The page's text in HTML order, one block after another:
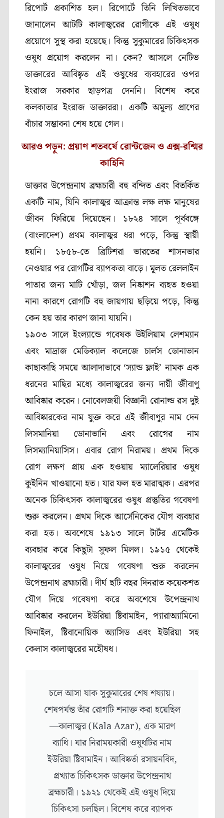
রিপোর্ট প্রকাশিত হল। রিপোর্টে তিনি লিখিতভাবে
জানালেন আটটি কালাজ্বরের রোগীকে এই ওষুধ
প্রয়োগে সুস্থ করা হয়েছে। কিন্তু সুকুমারের চিকিৎসক
ওষুধ প্রয়োগ করলেন না। কেন? আসলে নেটিভ
ডাক্তারের আবিষ্কৃত এই ওষুধের ব্যবহারের ওপর
ইংরাজ সরকার ছাড়পত্র দেননি। বিশেষ করে
কলকাতার ইংরাজ ডাক্তাররা। একটি অমূল্য প্রাণের
বাঁচার সম্ভাবনা শেষ হয়ে গেল।
আরও পড়ুন: প্রয়াণ শতবর্ষে রোন্টজেন ও এক্স-রশ্মির
কাহিনি
ডাক্তার উপেন্দ্রনাথ ব্রহ্মচারী বহু বন্দিত এবং বিতর্কিত
একটি নাম, যিনি কালাজ্বর আক্রান্ত লক্ষ লক্ষ মানুষের
জীবন ফিরিয়ে দিয়েছেন। ১৮২৪ সালে পূর্ববঙ্গে
(বাংলাদেশ) প্রথম কালাজ্বর ধরা পড়ে, কিন্তু স্থায়ী
হয়নি। ১৮৫৮-তে ব্রিটিশরা ভারতের শাসনভার
নেওয়ার পর রোগটির ব্যাপকতা বাড়ে। মূলত রেললাইন
পাতার জন্য মাটি খোঁড়া, জল নিষ্কাশন ব্যহত হওয়া
নানা কারণে রোগটি বহু জায়গায় ছড়িয়ে পড়ে, কিন্তু
কেন হয় তার কারণ জানা যায়নি।
১৯০৩ সালে ইংল্যান্ডে গবেষক উইলিয়াম লেশম্যান
এবং মাদ্রাজ মেডিক্যাল কলেজে চার্লস ডোনাভান
কাছাকাছি সময়ে আলাদাভাবে ‘স্যান্ড ফ্লাই’ নামক এক
ধরনের মাছির মধ্যে কালাজ্বরের জন্য দায়ী জীবাণু
আবিষ্কার করেন। নোবেলজয়ী বিজ্ঞানী রোনাল্ড রস দুই
আবিষ্কারকের নাম যুক্ত করে এই জীবাণুর নাম দেন
লিসমানিয়া ডোনাভানি এবং রোগের নাম
লিসম্যানিয়াসিস। এবার রোগ নিরাময়। প্রথম দিকে
রোগ লক্ষণ প্রায় এক হওয়ায় ম্যালেরিয়ার ওষুধ
কুইনিন খাওয়ানো হত। যার ফল হত মারাত্মক। এরপর
অনেক চিকিৎসক কালাজ্বরের ওষুধ প্রস্তুতির গবেষণা
শুরু করলেন। প্রথম দিকে আর্সেনিকের যৌগ ব্যবহার
করা হত। অবশেষে ১৯১৩ সালে টার্টর এমেটিক
ব্যবহার করে কিছুটা সুফল মিলল। ১৯১৫ থেকেই
কালাজ্বরের ওষুধ নিয়ে গবেষণা শুরু করলেন
উপেন্দ্রনাথ ব্রহ্মচারী। দীর্ঘ ছটি বছর দিনরাত কয়েকশত
যৌগ দিয়ে গবেষণা করে অবশেষে উপেন্দ্রনাথ
আবিষ্কার করলেন ইউরিয়া ষ্টিবামাইন, প্যারাঅ্যামিনো
ফিনাইল, ষ্টিবানোয়িক অ্যাসিড এবং ইউরিয়া সহ
কেলাস কালাজ্বরের মহৌষধ।
চলে আসা যাক সুকুমারের শেষ শয্যায়।
শেষপর্যন্ত তাঁর রোগটি শনাক্ত করা হয়েছিল
—কালাজ্বর (Kala Azar), এক মারণ
ব্যাধি। যার নিরাময়কারী ওষুধটির নাম
ইউরিয়া ষ্টিবামাইন। আবিষ্কর্তা রসায়নবিদ,
প্রখ্যাত চিকিৎসক ডাক্তার উপেন্দ্রনাথ
ব্রহ্মচারী। ১৯২১ থেকেই এই ওষুধ দিয়ে
চিকিৎসা চলছিল। বিশেষ করে ব্যাপক